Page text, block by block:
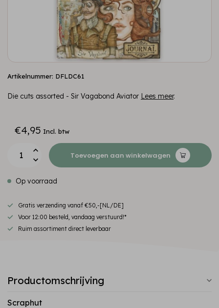
Artikelnummer: DFLDC61
Die cuts assorted - Sir Vagabond Aviator Lees meer.
€4,95 Incl. btw
Toevoegen aan winkelwagen
Op voorraad
Gratis verzending vanaf €50,-[NL/DE]
Voor 12:00 besteld, vandaag verstuurd!*
Ruim assortiment direct leverbaar
Productomschrijving
Scraphut